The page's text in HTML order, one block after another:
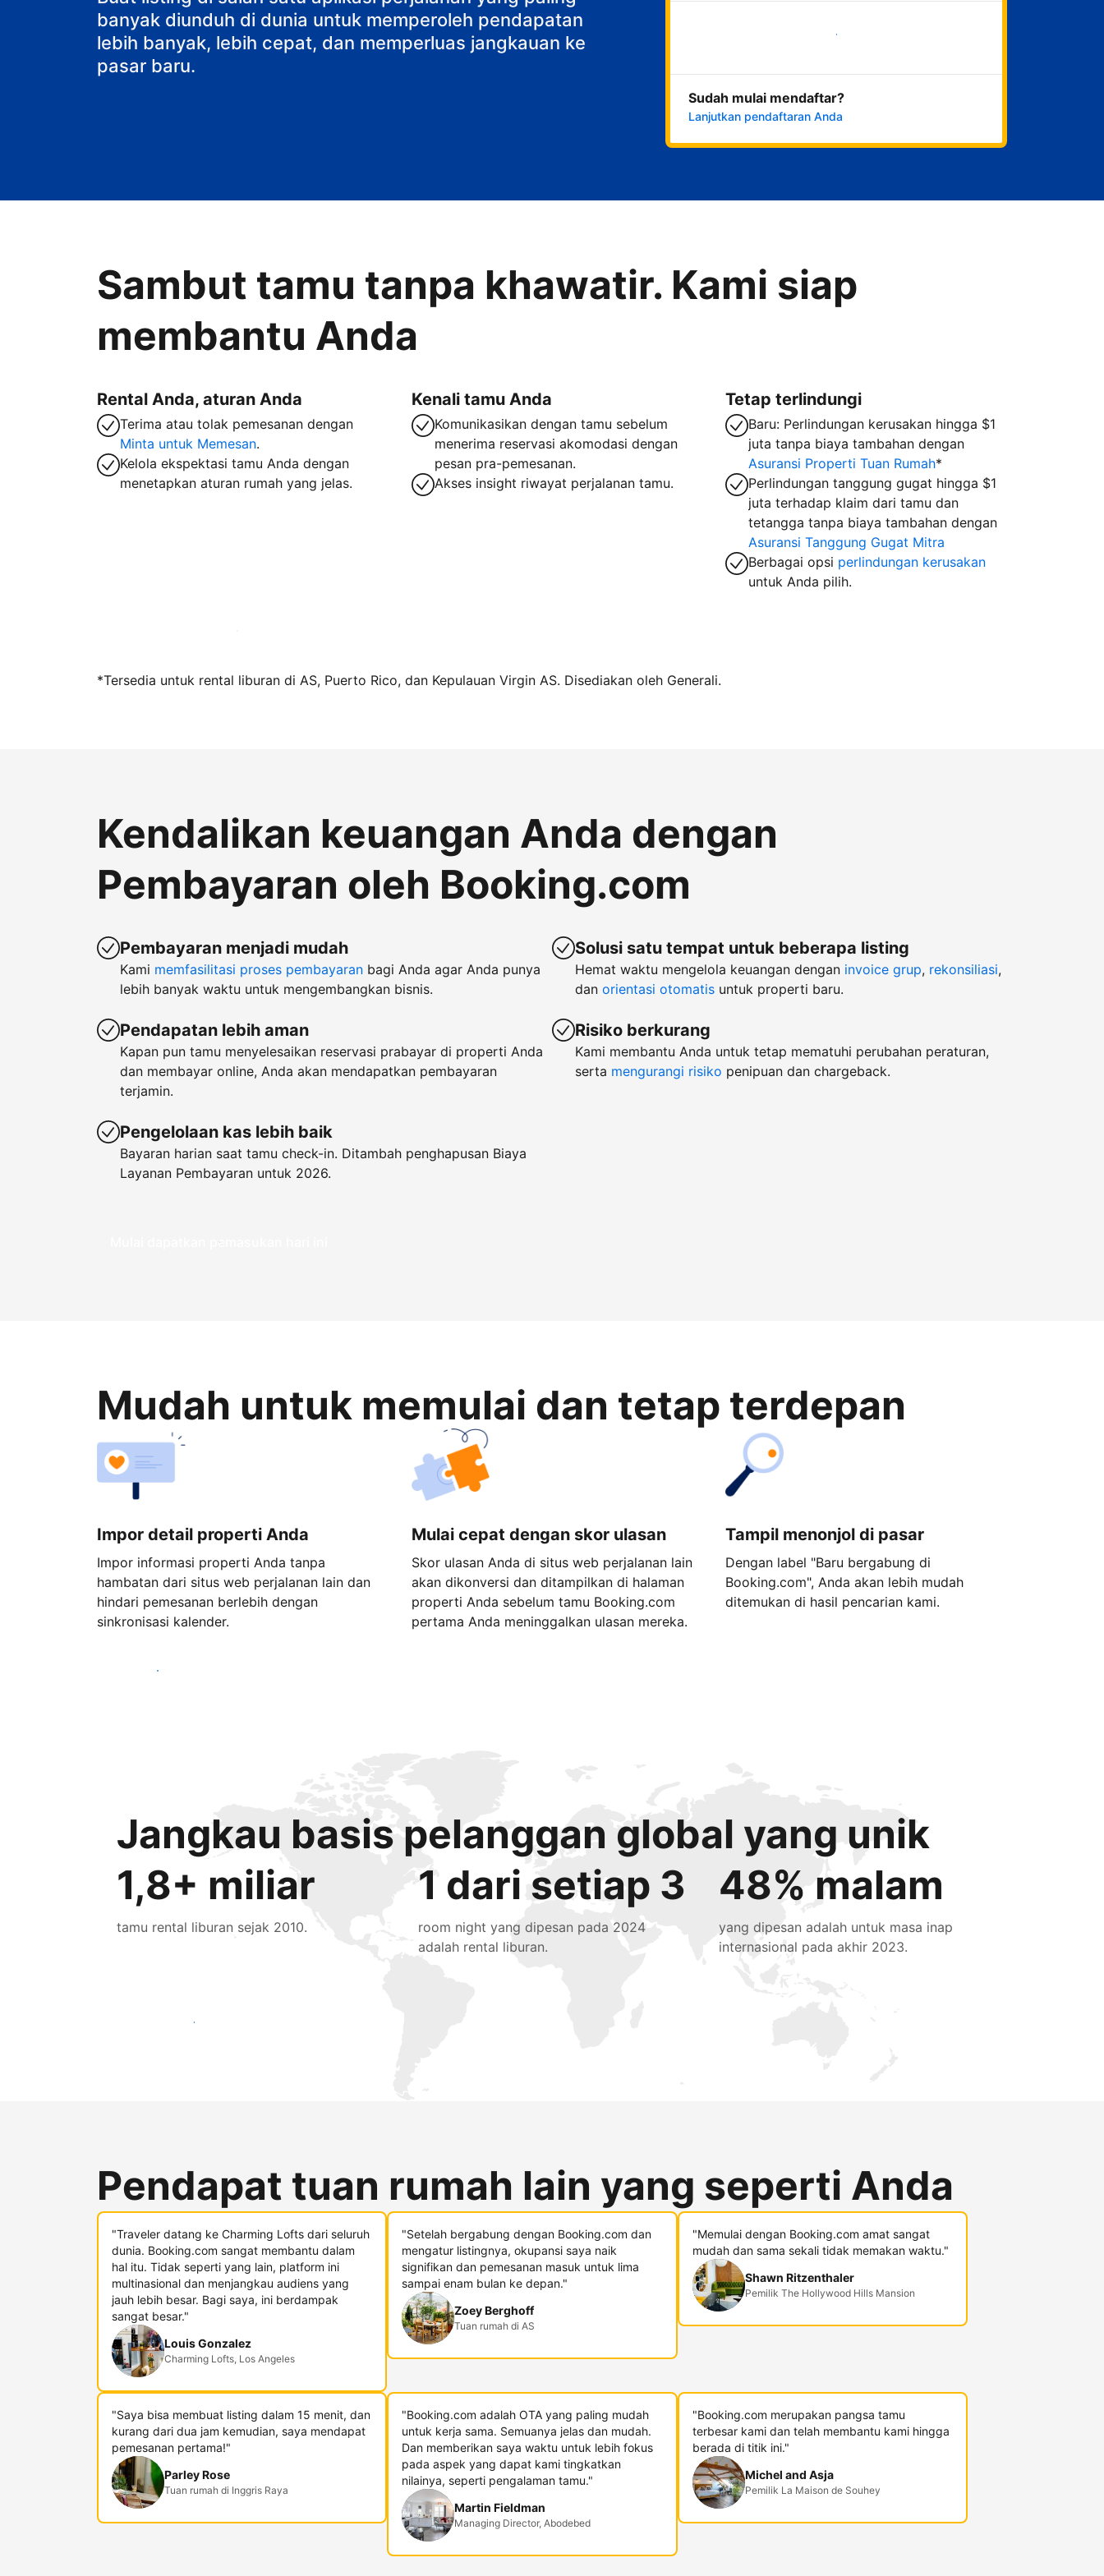
banyak diunduh di dunia untuk memperoleh pendapatan
lebih banyak, lebih cepat, dan memperluas jangkauan ke
pasar baru.
Mulai sekarang
Sudah mulai mendaftar?
Lanjutkan pendaftaran Anda
Sambut tamu tanpa khawatir. Kami siap
membantu Anda
Rental Anda, aturan Anda
Terima atau tolak pemesanan dengan
Minta untuk Memesan.
Kelola ekspektasi tamu Anda dengan
menetapkan aturan rumah yang jelas.
Kenali tamu Anda
Komunikasikan dengan tamu sebelum
menerima reservasi akomodasi dengan
pesan pra-pemesanan.
Akses insight riwayat perjalanan tamu.
Tetap terlindungi
Baru: Perlindungan kerusakan hingga $1
juta tanpa biaya tambahan dengan
Asuransi Properti Tuan Rumah*
Perlindungan tanggung gugat hingga $1
juta terhadap klaim dari tamu dan
tetangga tanpa biaya tambahan dengan
Asuransi Tanggung Gugat Mitra
Berbagai opsi perlindungan kerusakan
untuk Anda pilih.
Jadi tuan rumah bersama kami sekarang
*Tersedia untuk rental liburan di AS, Puerto Rico, dan Kepulauan Virgin AS. Disediakan oleh Generali.
Kendalikan keuangan Anda dengan
Pembayaran oleh Booking.com
Pembayaran menjadi mudah
Kami memfasilitasi proses pembayaran bagi Anda agar Anda punya
lebih banyak waktu untuk mengembangkan bisnis.
Pendapatan lebih aman
Kapan pun tamu menyelesaikan reservasi prabayar di properti Anda
dan membayar online, Anda akan mendapatkan pembayaran
terjamin.
Pengelolaan kas lebih baik
Bayaran harian saat tamu check-in. Ditambah penghapusan Biaya
Layanan Pembayaran untuk 2026.
Solusi satu tempat untuk beberapa listing
Hemat waktu mengelola keuangan dengan invoice grup, rekonsiliasi,
dan orientasi otomatis untuk properti baru.
Risiko berkurang
Kami membantu Anda untuk tetap mematuhi perubahan peraturan,
serta mengurangi risiko penipuan dan chargeback.
Mulai dapatkan pemasukan hari ini
Mudah untuk memulai dan tetap terdepan
Impor detail properti Anda
Impor informasi properti Anda tanpa
hambatan dari situs web perjalanan lain dan
hindari pemesanan berlebih dengan
sinkronisasi kalender.
Mulai cepat dengan skor ulasan
Skor ulasan Anda di situs web perjalanan lain
akan dikonversi dan ditampilkan di halaman
properti Anda sebelum tamu Booking.com
pertama Anda meninggalkan ulasan mereka.
Tampil menonjol di pasar
Dengan label "Baru bergabung di
Booking.com", Anda akan lebih mudah
ditemukan di hasil pencarian kami.
Mulai sekarang
Jangkau basis pelanggan global yang unik
1,8+ miliar
tamu rental liburan sejak 2010.
1 dari setiap 3
room night yang dipesan pada 2024
adalah rental liburan.
48% malam
yang dipesan adalah untuk masa inap
internasional pada akhir 2023.
Jangkau tamu baru hari ini
Pendapat tuan rumah lain yang seperti Anda
"Traveler datang ke Charming Lofts dari seluruh
dunia. Booking.com sangat membantu dalam
hal itu. Tidak seperti yang lain, platform ini
multinasional dan menjangkau audiens yang
jauh lebih besar. Bagi saya, ini berdampak
sangat besar."
Louis Gonzalez
Charming Lofts, Los Angeles
"Setelah bergabung dengan Booking.com dan
mengatur listingnya, okupansi saya naik
signifikan dan pemesanan masuk untuk lima
sampai enam bulan ke depan."
Zoey Berghoff
Tuan rumah di AS
"Memulai dengan Booking.com amat sangat
mudah dan sama sekali tidak memakan waktu."
Shawn Ritzenthaler
Pemilik The Hollywood Hills Mansion
"Saya bisa membuat listing dalam 15 menit, dan
kurang dari dua jam kemudian, saya mendapat
pemesanan pertama!"
Parley Rose
Tuan rumah di Inggris Raya
"Booking.com adalah OTA yang paling mudah
untuk kerja sama. Semuanya jelas dan mudah.
Dan memberikan saya waktu untuk lebih fokus
pada aspek yang dapat kami tingkatkan
nilainya, seperti pengalaman tamu."
Martin Fieldman
Managing Director, Abodebed
"Booking.com merupakan pangsa tamu
terbesar kami dan telah membantu kami hingga
berada di titik ini."
Michel and Asja
Pemilik La Maison de Souhey